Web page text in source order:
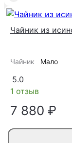
Чайник из
Чайник Мало
5.0
1 отзыв
7 880 ₽